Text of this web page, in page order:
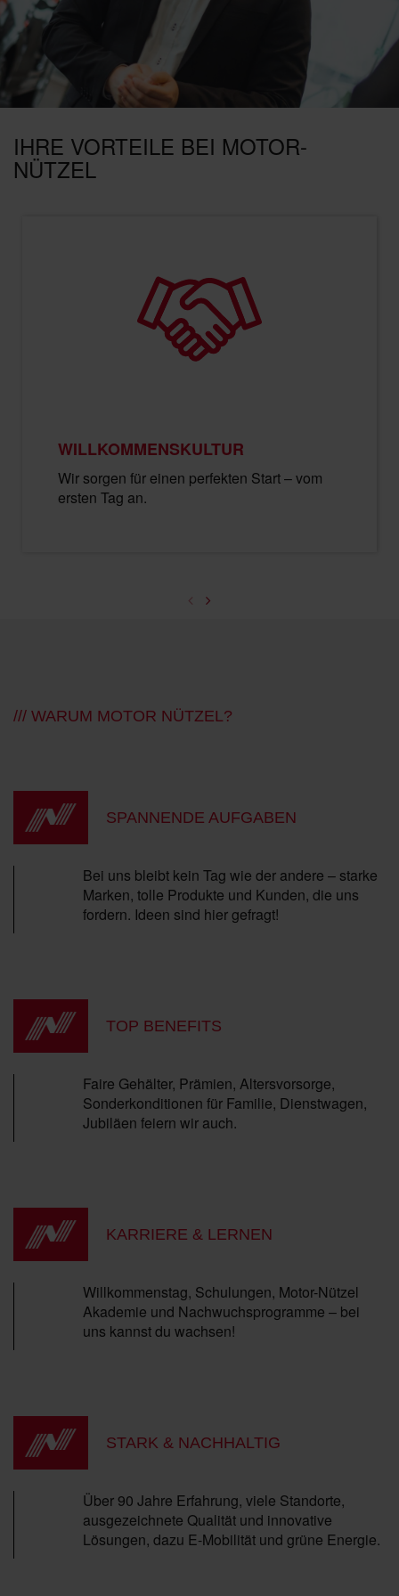
IHRE VORTEILE BEI MOTOR-
NÜTZEL
WILLKOMMENSKULTUR
Wir sorgen für einen perfekten Start – vom
ersten Tag an.
/// WARUM MOTOR NÜTZEL?
SPANNENDE AUFGABEN
Bei uns bleibt kein Tag wie der andere – starke
Marken, tolle Produkte und Kunden, die uns
fordern. Ideen sind hier gefragt!
TOP BENEFITS
Faire Gehälter, Prämien, Altersvorsorge,
Sonderkonditionen für Familie, Dienstwagen,
Jubiläen feiern wir auch.
KARRIERE & LERNEN
Willkommenstag, Schulungen, Motor-Nützel
Akademie und Nachwuchsprogramme – bei
uns kannst du wachsen!
STARK & NACHHALTIG
Über 90 Jahre Erfahrung, viele Standorte,
ausgezeichnete Qualität und innovative
Lösungen, dazu E-Mobilität und grüne Energie.